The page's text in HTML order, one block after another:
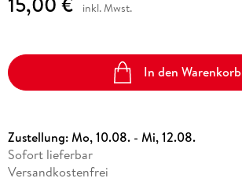
inkl. Mwst.
In den Warenkorb
Zustellung:Mo, 10.08. - Mi, 12.08.
Sofort lieferbar
Versandkostenfrei